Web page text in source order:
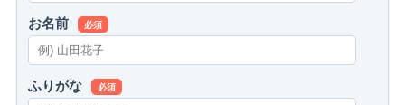
お名前 必須
ふりがな 必須